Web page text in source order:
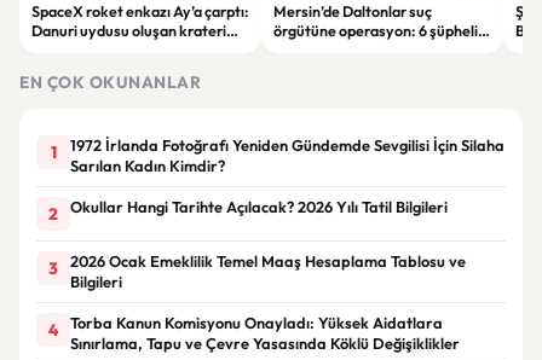
SpaceX roket enkazı Ay’a çarptı:
Danuri uydusu oluşan krateri
Mersin’de Daltonlar suç
örgütüne operasyon: 6 şüpheli
EN ÇOK OKUNANLAR
1
1972 İrlanda Fotoğrafı Yeniden Gündemde Sevgilisi İçin Silaha
Sarılan Kadın Kimdir?
2 Okullar Hangi Tarihte Açılacak? 2026 Yılı Tatil Bilgileri
3
2026 Ocak Emeklilik Temel Maaş Hesaplama Tablosu ve
Bilgileri
4
Torba Kanun Komisyonu Onayladı: Yüksek Aidatlara
Sınırlama, Tapu ve Çevre Yasasında Köklü Değişiklikler